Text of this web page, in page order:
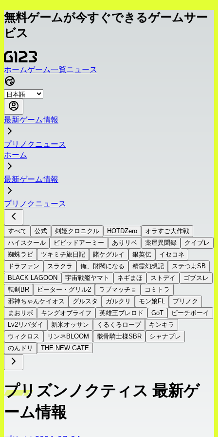
無料ゲームが今すぐできるゲームサー
ビス
ホームゲーム一覧ニュース
最新ゲーム情報
プリノクニュース
ホーム
最新ゲーム情報
プリノクニュース
すべて 公式 剣姫クロニクル HOTDZero
オラすご大作戦
ハイスクール
ビビッドアーミー ありリベ 薬屋異聞録
クイブレ
蜘蛛ラビ
ツキミチ旅日記 賭ケグルイ 銀英伝
イセコネ
ドラファン
スラクラ 俺、財閥になる 精霊幻想記
ステつよSB
BLACK LAGOON
宇宙戦艦ヤマト ネギまほ ストデイ
ゴブスレ
転剣BR
ピーター・グリル2 ラブマッチョ
コミトラ
邪神ちゃんケイオス
グルスタ ガルクリ モン娘FL
プリノク
まおリボ
キングオブライフ 英雄王ブレロド GoT
ピーチボーイ
Lv2リバダイ
新米オッサン くるくるロープ
キンキラ
ウィクロス
リンネBLOOM 骸骨騎士様SBR
シャナブレ
のんドリ
THE NEW GATE
プリズンノクティス 最新ゲ
ーム情報